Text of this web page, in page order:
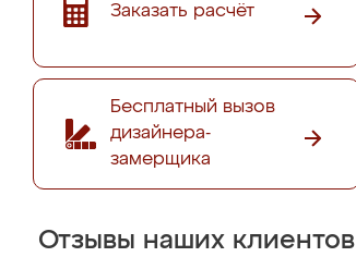
Заказать расчёт
Бесплатный вызов
дизайнера-
замерщика
Отзывы наших клиентов